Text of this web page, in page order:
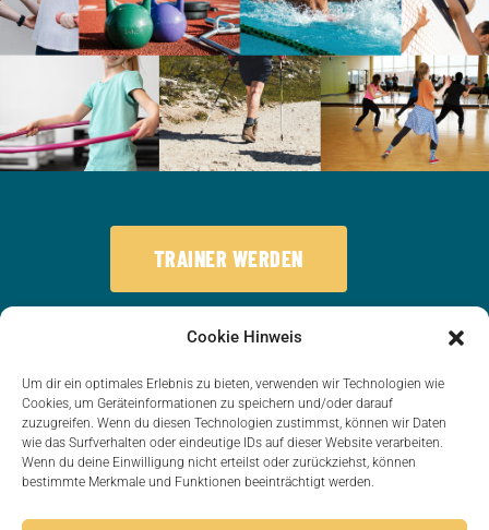
Cookie Hinweis
Um dir ein optimales Erlebnis zu bieten, verwenden wir Technologien wie
Cookies, um Geräteinformationen zu speichern und/oder darauf
zuzugreifen. Wenn du diesen Technologien zustimmst, können wir Daten
wie das Surfverhalten oder eindeutige IDs auf dieser Website verarbeiten.
Wenn du deine Einwilligung nicht erteilst oder zurückziehst, können
bestimmte Merkmale und Funktionen beeinträchtigt werden.
TRAINER WERDEN
KONTAKT